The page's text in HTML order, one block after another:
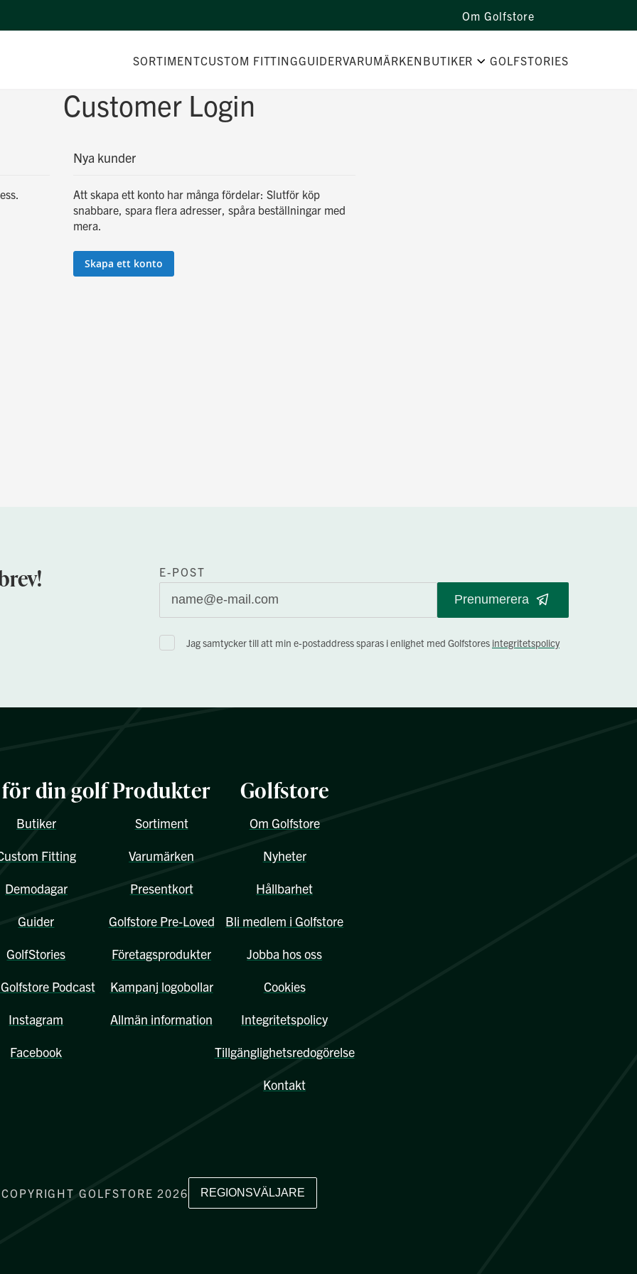
Om Golfstore
SORTIMENTCUSTOM FITTINGGUIDERVARUMÄRKEN BUTIKER GOLFSTORIES
Customer Login
Nya kunder
Att skapa ett konto har många fördelar: Slutför köp
snabbare, spara flera adresser, spåra beställningar med
mera.
Skapa ett konto
E-POST
Prenumerera
Jag samtycker till att min e-postaddress sparas i enlighet med Golfstores integritetspolicy
din golf
Butiker
Fitting
Demodagar
Guider
GolfStories
Podcast
Instagram
Facebook
Produkter
Sortiment
Varumärken
Presentkort
Golfstore Pre-Loved
Företagsprodukter
Kampanj logobollar
Allmän information
Golfstore
Om Golfstore
Nyheter
Hållbarhet
Bli medlem i Golfstore
Jobba hos oss
Cookies
Integritetspolicy
Tillgänglighetsredogörelse
Kontakt
COPYRIGHT GOLFSTORE 2026 REGIONSVÄLJARE